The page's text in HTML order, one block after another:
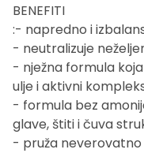
BENEFITI
:- napredno i
- neutralizuje
- nježna formula
ulje i aktivni
- formula bez
glave, štiti i čuva
- pruža